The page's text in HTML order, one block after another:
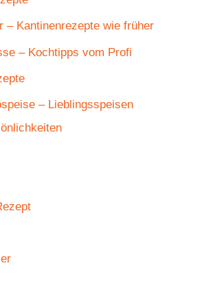
– Kantinenrezepte wie früher
– Kochtipps vom Profi
– Lieblingsspeisen